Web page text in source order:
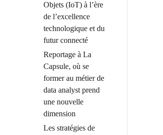
Objets (IoT) à l’ère
de l’excellence
technologique et du
futur connecté
Reportage à La
Capsule, où se
former au métier de
data analyst prend
une nouvelle
dimension
Les stratégies de